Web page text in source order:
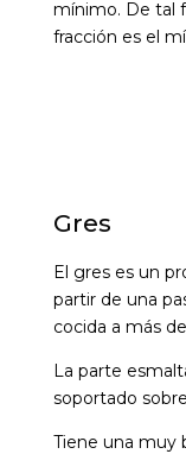
mínimo. De tal
fracción es el
Gres
El gres es un
partir de una
cocida a más
La parte
soportado
Tiene una muy